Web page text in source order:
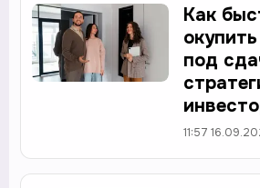
Как
под
11:57